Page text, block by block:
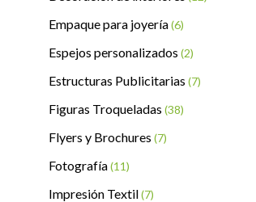
Empaque para joyería(6)
Espejos personalizados (2)
Estructuras Publicitarias (7)
Figuras Troqueladas (38)
Flyers y Brochures (7)
Fotografía(11)
Impresión Textil(7)